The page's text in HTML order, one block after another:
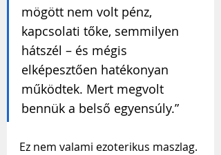
mögött nem volt pénz,
kapcsolati tőke, semmilyen
hátszél – és mégis
elképesztően hatékonyan
működtek. Mert megvolt
bennük a belső egyensúly.”
Ez nem valami ezoterikus maszlag.